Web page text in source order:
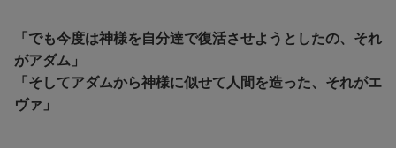
「でも今度は神様を自分達で復活させようとしたの、それ
がアダム」
「そしてアダムから神様に似せて人間を造った、それがエ
ヴァ」